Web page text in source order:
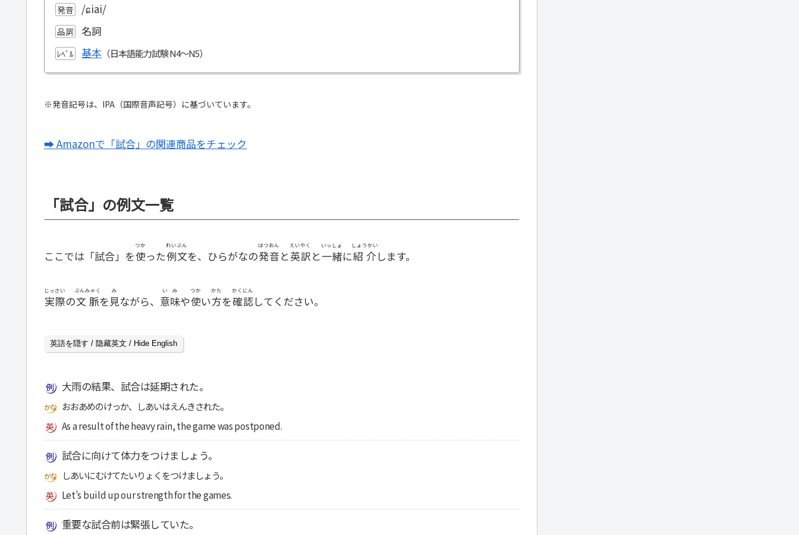
発音 /ɕiai/
品詞 名詞
ﾚﾍﾞﾙ 基本
※発音記号は、IPA（国際音声記号）に基づいています。
➡ Amazonで「試合」の関連商品をチェック
「試合」の例文一覧
ここでは「試合」を使
つか
った例文
れいぶん
を、ひらがなの発音
はつおん
と英訳
えいやく
と一緒
いっしょ
に紹介
しょうかい
します。
実際
じっさい
の文脈
ぶんみゃく
を 見
み
ながら、 意味
いみ
や使
つか
い方
かた
を確認
かくにん
してください。
英語を隠す / 隐藏英文 / Hide English
大雨の結果、試合は延期された。
おおあめのけっか、しあいはえんきされた。
As a result of the heavy rain, the game was postponed.
試合に向けて体力をつけましょう。
しあいにむけてたいりょくをつけましょう。
Let’s build up our strength for the games.
重要な試合前は緊張していた。